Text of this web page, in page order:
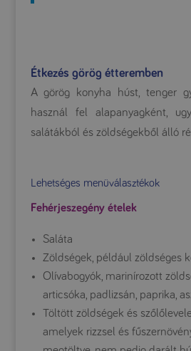
Étkezés görög étteremben
A görög konyha húst, tenger
használ fel alapanyagként,
salátákból és zöldségekből álló
Lehetséges menüválasztékok
Fehérjeszegény ételek
Saláta
Zöldségek, például zöldséges
Olívabogyók, marinírozott
articsóka, padlizsán, paprika,
Töltött zöldségek és
amelyek rizzsel és